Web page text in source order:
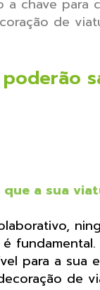
a chave para
de
a sua
para a sua
de